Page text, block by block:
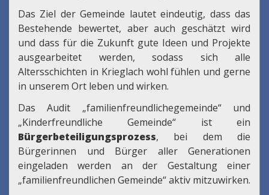
Das Ziel der Gemeinde lautet eindeutig, dass das
Bestehende bewertet, aber auch geschätzt wird
und dass für die Zukunft gute Ideen und Projekte
ausgearbeitet werden, sodass sich alle
Altersschichten in Krieglach wohl fühlen und gerne
in unserem Ort leben und wirken.
Das Audit „familienfreundlichegemeinde“ und
„Kinderfreundliche Gemeinde“ ist ein
Bürgerbeteiligungsprozess, bei dem die
Bürgerinnen und Bürger aller Generationen
eingeladen werden an der Gestaltung einer
„familienfreundlichen Gemeinde“ aktiv mitzuwirken.